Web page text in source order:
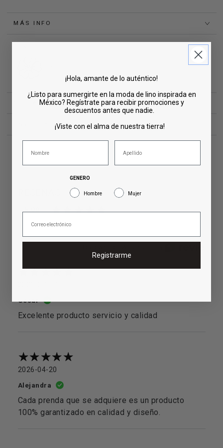
MÁS INFO
CUIDADOS
ENVÍOS Y DEVOLUCIONES
Cesar
Excelente producto servicio y calidad
2026-04-20
Alejandra
Cada prenda que se adquiere es un producto
100% garantizado en calidad y diseño.
¡Hola, amante de lo auténtico!
¿Listo para sumergirte en la moda de lino inspirada en
México? Regístrate para recibir promociones y
descuentos antes que nadie.
¡Viste con el alma de nuestra tierra!
GENERO
Hombre Mujer
Registrarme